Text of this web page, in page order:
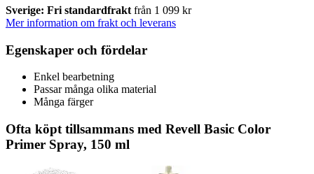
Sverige: Fri standardfrakt från 1 099 kr
Mer information om frakt och leverans
Egenskaper och fördelar
Enkel bearbetning
Passar många olika material
Många färger
Ofta köpt tillsammans med Revell Basic Color
Primer Spray, 150 ml